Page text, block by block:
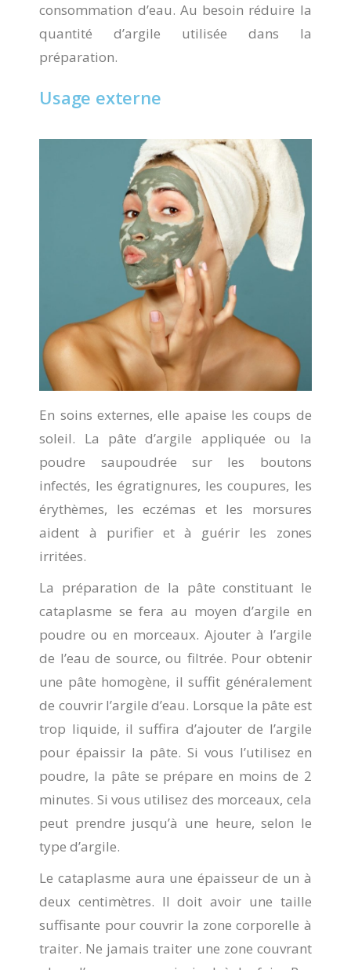
consommation d’eau. Au besoin réduire la
quantité d’argile utilisée dans la
préparation.
Usage externe
En soins externes, elle apaise les coups de
soleil. La pâte d’argile appliquée ou la
poudre saupoudrée sur les boutons
infectés, les égratignures, les coupures, les
érythèmes, les eczémas et les morsures
aident à purifier et à guérir les zones
irritées.
La préparation de la pâte constituant le
cataplasme se fera au moyen d’argile en
poudre ou en morceaux. Ajouter à l’argile
de l’eau de source, ou filtrée. Pour obtenir
une pâte homogène, il suffit généralement
de couvrir l’argile d’eau. Lorsque la pâte est
trop liquide, il suffira d’ajouter de l’argile
pour épaissir la pâte. Si vous l’utilisez en
poudre, la pâte se prépare en moins de 2
minutes. Si vous utilisez des morceaux, cela
peut prendre jusqu’à une heure, selon le
type d’argile.
Le cataplasme aura une épaisseur de un à
deux centimètres. Il doit avoir une taille
suffisante pour couvrir la zone corporelle à
traiter. Ne jamais traiter une zone couvrant